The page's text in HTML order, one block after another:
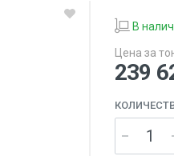
В
Цена за
239